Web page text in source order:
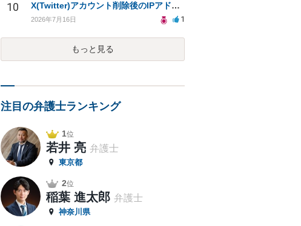
10 X(Twitter)アカウント削除後のIPアドレス開示請求の期限は？
2026年7月16日 1
もっと見る
注目の弁護士ランキング
1位
若井 亮 弁護士
東京都
2位
稲葉 進太郎 弁護士
神奈川県